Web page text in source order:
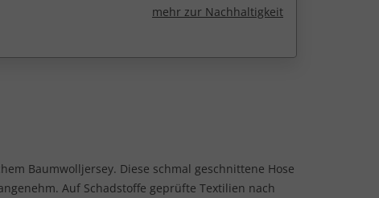
mehr zur Nachhaltigkeit
Baumwolljersey. Diese schmal geschnittene Hose
Auf Schadstoffe geprüfte Textilien nach